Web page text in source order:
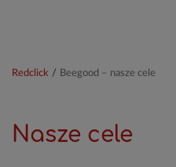
Redclick / Beegood – nasze cele
Nasze cele